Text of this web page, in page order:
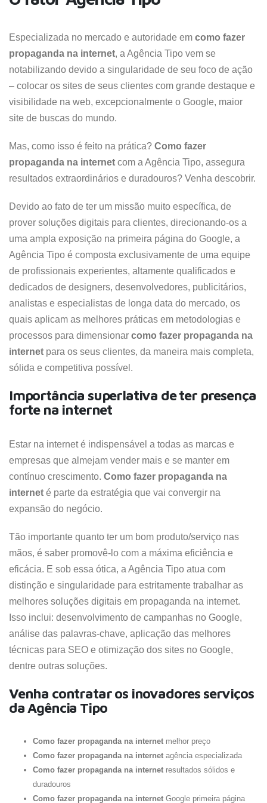
Especializada no mercado e autoridade em como fazer
propaganda na internet, a Agência Tipo vem se
notabilizando devido a singularidade de seu foco de ação
– colocar os sites de seus clientes com grande destaque e
visibilidade na web, excepcionalmente o Google, maior
site de buscas do mundo.
Mas, como isso é feito na prática? Como fazer
propaganda na internet com a Agência Tipo, assegura
resultados extraordinários e duradouros? Venha descobrir.
Devido ao fato de ter um missão muito específica, de
prover soluções digitais para clientes, direcionando-os a
uma ampla exposição na primeira página do Google, a
Agência Tipo é composta exclusivamente de uma equipe
de profissionais experientes, altamente qualificados e
dedicados de designers, desenvolvedores, publicitários,
analistas e especialistas de longa data do mercado, os
quais aplicam as melhores práticas em metodologias e
processos para dimensionar como fazer propaganda na
internet para os seus clientes, da maneira mais completa,
sólida e competitiva possível.
Importância superlativa de ter presença
forte na internet
Estar na internet é indispensável a todas as marcas e
empresas que almejam vender mais e se manter em
contínuo crescimento. Como fazer propaganda na
internet é parte da estratégia que vai convergir na
expansão do negócio.
Tão importante quanto ter um bom produto/serviço nas
mãos, é saber promovê-lo com a máxima eficiência e
eficácia. E sob essa ótica, a Agência Tipo atua com
distinção e singularidade para estritamente trabalhar as
melhores soluções digitais em propaganda na internet.
Isso inclui: desenvolvimento de campanhas no Google,
análise das palavras-chave, aplicação das melhores
técnicas para SEO e otimização dos sites no Google,
dentre outras soluções.
Venha contratar os inovadores serviços
da Agência Tipo
Como fazer propaganda na internet melhor preço
Como fazer propaganda na internet agência especializada
Como fazer propaganda na internet resultados sólidos e
duradouros
Como fazer propaganda na internet Google primeira página